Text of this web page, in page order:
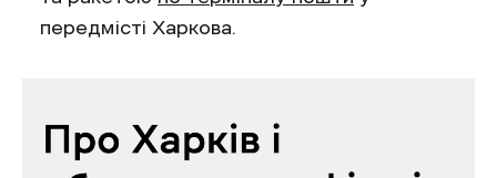
передмісті Харкова.